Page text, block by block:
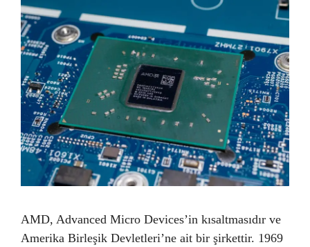
AMD, Advanced Micro Devices’in kısaltmasıdır ve
Amerika Birleşik Devletleri’ne ait bir şirkettir. 1969